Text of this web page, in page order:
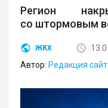
Регион
со штормовым
ЖКХ
Автор: Редакция